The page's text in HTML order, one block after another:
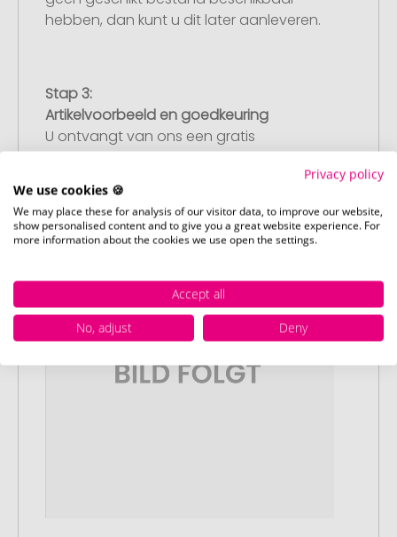
hebben, dan kunt u dit later aanleveren.
Stap 3:
Artikelvoorbeeld en goedkeuring
U ontvangt van ons een gratis
drukvoorbeeld met uw ontwerp. Zodra u
dit heeft goedgekeurd, starten wij direct
met de productie.
Privacy policy
We use cookies 🍪
We may place these for analysis of our visitor data, to improve our website,
show personalised content and to give you a great website experience. For
more information about the cookies we use open the settings.
Accept all
No, adjust
Deny